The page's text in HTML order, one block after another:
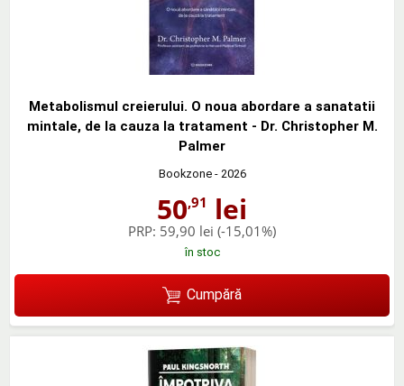
Metabolismul creierului. O noua abordare a sanatatii
mintale, de la cauza la tratament - Dr. Christopher M.
Palmer
Bookzone- 2026
50,91 lei
PRP: 59,90 lei (-15,01%)
în stoc
Cumpără